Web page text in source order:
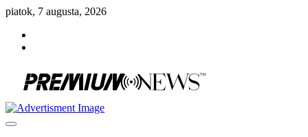
Skip
content
piatok, 7 augusta, 2026